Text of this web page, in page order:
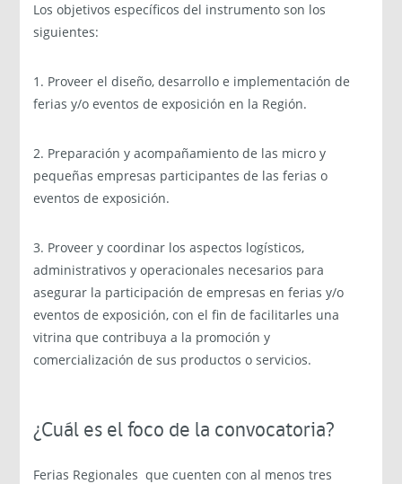
Los objetivos específicos del instrumento son los
siguientes:
1. Proveer el diseño, desarrollo e implementación de
ferias y/o eventos de exposición en la Región.
2. Preparación y acompañamiento de las micro y
pequeñas empresas participantes de las ferias o
eventos de exposición.
3. Proveer y coordinar los aspectos logísticos,
administrativos y operacionales necesarios para
asegurar la participación de empresas en ferias y/o
eventos de exposición, con el fin de facilitarles una
vitrina que contribuya a la promoción y
comercialización de sus productos o servicios.
¿Cuál es el foco de la convocatoria?
Ferias Regionales que cuenten con al menos tres